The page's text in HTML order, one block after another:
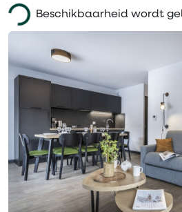
Beschikbaarheid wordt